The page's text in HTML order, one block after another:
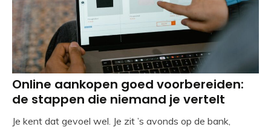
Online aankopen goed voorbereiden:
de stappen die niemand je vertelt
Je kent dat gevoel wel. Je zit ’s avonds op de bank,